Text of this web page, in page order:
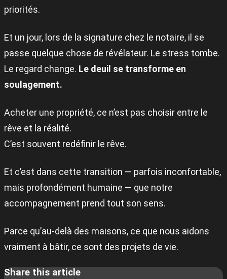
priorités.
Et un jour, lors de la signature chez le notaire, il se
passe quelque chose de révélateur. Le stress tombe.
Le regard change. Le deuil se transforme en
soulagement.
Acheter une propriété, ce n’est pas choisir entre le
rêve et la réalité.
C’est souvent redéfinir le rêve.
Et c’est dans cette transition — parfois inconfortable,
mais profondément humaine — que notre
accompagnement prend tout son sens.
Parce qu’au-delà des maisons, ce que nous aidons
vraiment à bâtir, ce sont des projets de vie.
Share this article